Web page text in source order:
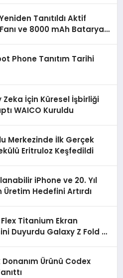
Tanıtıldı Aktif
ve 8000 mAh Batarya
Phone Tanıtım Tarihi
Zeka İçin Küresel İşbirliği
WAICO Kuruldu
Merkezinde İlk Gerçek
Eritruloz Keşfedildi
iPhone ve 20. Yıl
Üretim Hedefini Artırdı
Titanium Ekran
Duyurdu Galaxy Z Fold 8
Ürünü Codex